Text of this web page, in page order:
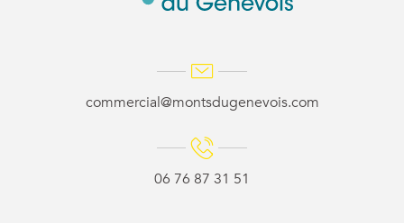
commercial@montsdugenevois.com
06 76 87 31 51